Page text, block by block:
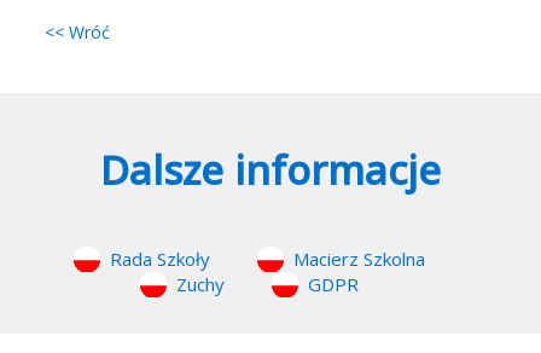
<< Wróć
Dalsze informacje
Rada Szkoły
Macierz Szkolna
Zuchy
GDPR